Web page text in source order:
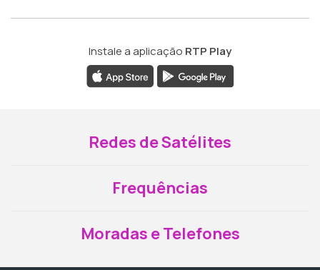
Instale a aplicação RTP Play
Redes de Satélites
Frequências
Moradas e Telefones